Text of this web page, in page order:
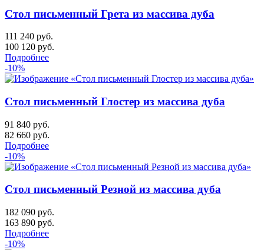
Стол письменный Грета из массива дуба
111 240 руб.
100 120 руб.
Подробнее
-10%
Стол письменный Глостер из массива дуба
91 840 руб.
82 660 руб.
Подробнее
-10%
Стол письменный Резной из массива дуба
182 090 руб.
163 890 руб.
Подробнее
-10%